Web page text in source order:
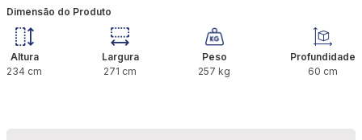
Dimensão do Produto
Altura
234 cm
Largura
271 cm
Peso
257 kg
Profundidade
60 cm